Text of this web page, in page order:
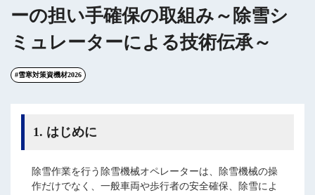
ーの担い手確保の取組み～除雪シ
ミュレーターによる技術伝承～
#雪寒対策資機材2026
1. はじめに
除雪作業を行う除雪機械オペレーターは、除雪機械の操
作だけでなく、一般車両や歩行者の安全確保、除雪によ